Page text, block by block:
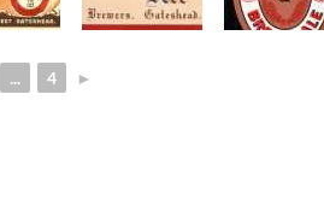
... 4 ►